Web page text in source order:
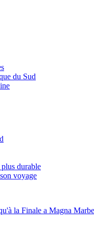
du Sud
durable
voyage
la Finale a Magna